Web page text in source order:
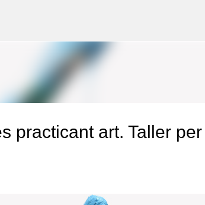
practicant art. Taller